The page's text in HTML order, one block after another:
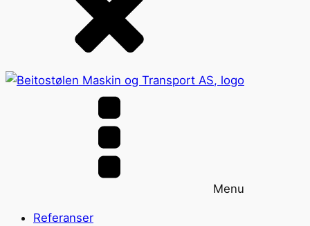
Menu
Referanser